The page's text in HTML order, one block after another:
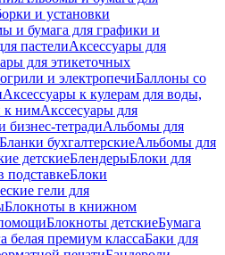
и установки
и бумага для графики и
пастелиАксессуары для
для этикеточных
и электропечиБаллоны со
Аксессуары к кулерам для воды,
к нимАкссесуары для
бизнес-тетрадиАльбомы для
Бланки бухгалтерскиеАльбомы для
детскиеБлендерыБлоки для
подставкеБлоки
гели для
Блокноты в книжном
Блокноты детскиеБумага
белая премиум классаБаки для